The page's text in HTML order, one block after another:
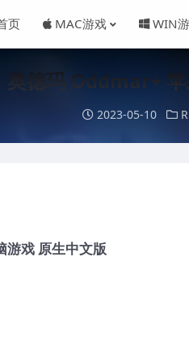
页 MAC游戏 WIN
奥德玛 Oddmar+
2023-05-10
戏 原生中文版